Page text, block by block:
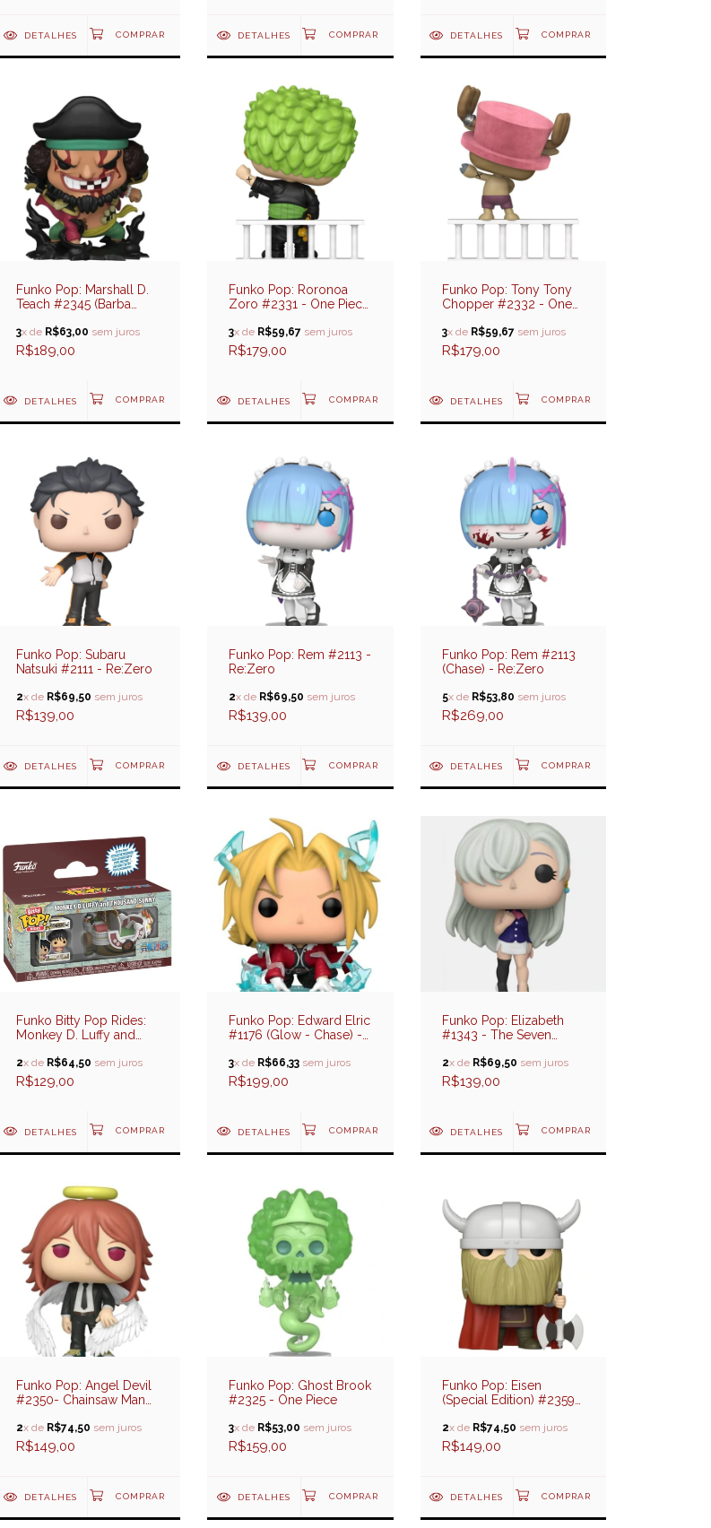
DETALHES DETALHES DETALHES
Funko Pop: Marshall D.
Teach #2345 (Barba
(Special Edition)
3x de R$63,00 sem juros
R$189,00
DETALHES
Funko Pop: Roronoa
Zoro #2331 - One Piece
3x de R$59,67 sem juros
R$179,00
DETALHES
Funko Pop: Tony Tony
Chopper #2332 - One
3x de R$59,67sem juros
R$179,00
DETALHES
Funko Pop: Subaru
Natsuki #2111 - Re:Zero
2x de R$69,50 sem juros
R$139,00
DETALHES
Funko Pop: Rem #2113 -
Re:Zero
2x de R$69,50 sem juros
R$139,00
DETALHES
Funko Pop: Rem #2113
(Chase) - Re:Zero
5x de R$53,80 sem juros
R$269,00
DETALHES
Funko Bitty Pop Rides:
Monkey D. Luffy and
Piece
2x de R$64,50 sem juros
R$129,00
DETALHES
Funko Pop: Edward Elric
#1176 (Glow - Chase) -
3x de R$66,33 sem juros
R$199,00
DETALHES
Funko Pop: Elizabeth
#1343 - The Seven
Pecadados Capitais)
2x de R$69,50 sem juros
R$139,00
DETALHES
Funko Pop: Angel Devil
#2350- Chainsaw Man
2x de R$74,50 sem juros
R$149,00
DETALHES
Funko Pop: Ghost Brook
#2325 - One Piece
3x de R$53,00 sem juros
R$159,00
DETALHES
Funko Pop: Eisen
(Special Edition) #2359-
2x de R$74,50 sem juros
R$149,00
DETALHES